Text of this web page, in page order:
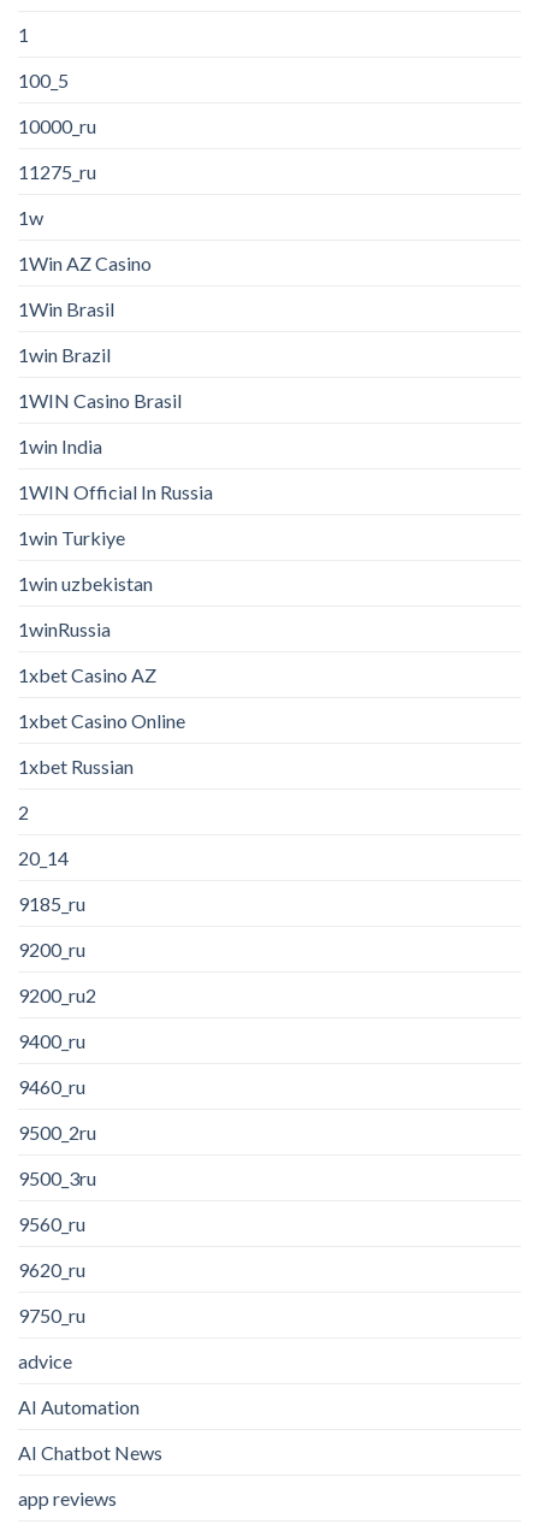
1
100_5
10000_ru
11275_ru
1w
1Win AZ Casino
1Win Brasil
1win Brazil
1WIN Casino Brasil
1win India
1WIN Official In Russia
1win Turkiye
1win uzbekistan
1winRussia
1xbet Casino AZ
1xbet Casino Online
1xbet Russian
2
20_14
9185_ru
9200_ru
9200_ru2
9400_ru
9460_ru
9500_2ru
9500_3ru
9560_ru
9620_ru
9750_ru
advice
AI Automation
AI Chatbot News
app reviews